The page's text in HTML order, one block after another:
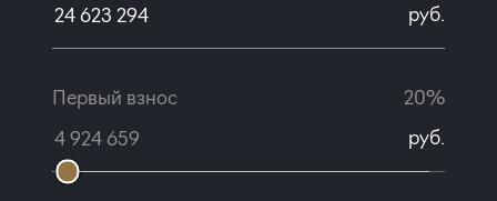
руб.
Первый взнос
20%
руб.